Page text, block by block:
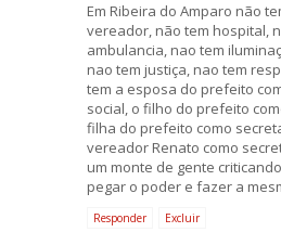
Em Ribeira do Amparo não
vereador, não tem hospital,
ambulancia, nao tem
nao tem justiça, nao tem
tem a esposa do prefeito
social, o filho do prefeito
filha do prefeito como
vereador Renato como
um monte de gente
pegar o poder e fazer a
Responder Excluir